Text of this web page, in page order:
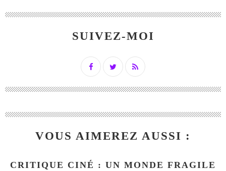
SUIVEZ-MOI
VOUS AIMEREZ AUSSI :
CRITIQUE CINÉ : UN MONDE FRAGILE